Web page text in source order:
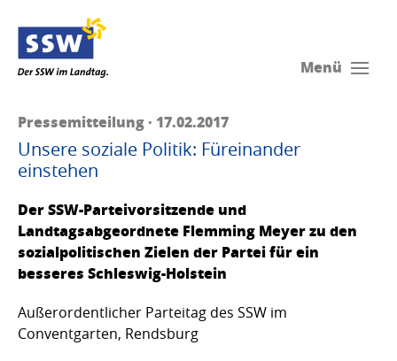
Menü
Pressemitteilung · 17.02.2017
Unsere soziale Politik: Füreinander
einstehen
Der SSW-Parteivorsitzende und
Landtagsabgeordnete Flemming Meyer zu den
sozialpolitischen Zielen der Partei für ein
besseres Schleswig-Holstein
Außerordentlicher Parteitag des SSW im
Conventgarten, Rendsburg